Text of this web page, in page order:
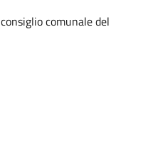
comunale del